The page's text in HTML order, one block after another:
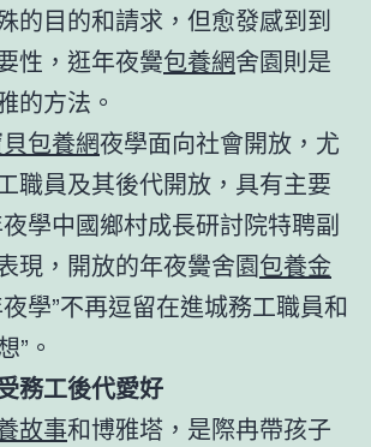
的目的和請求，但愈發感到到
性，逛年夜黌包養網舍園則是
的方法。
包養網夜學面向社會開放，尤
職員及其後代開放，具有主要
學中國鄉村成長研討院特聘副
現，開放的年夜黌舍園包養金
夜學”不再逗留在進城務工職員和
”。
務工後代愛好
故事和博雅塔，是際冉帶孩子